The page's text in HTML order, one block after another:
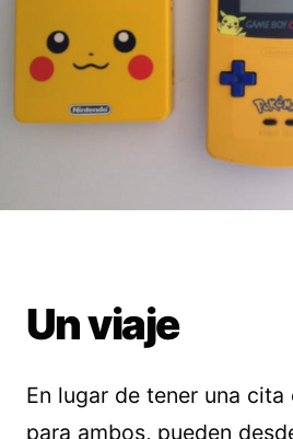
Un viaje
En lugar de tener una
para ambos, pueden